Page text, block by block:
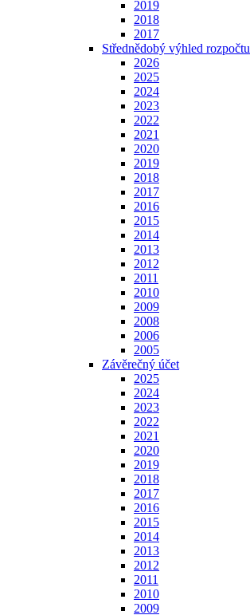
2019
2018
2017
Střednědobý výhled rozpočtu
2026
2025
2024
2023
2022
2021
2020
2019
2018
2017
2016
2015
2014
2013
2012
2011
2010
2009
2008
2006
2005
Závěrečný účet
2025
2024
2023
2022
2021
2020
2019
2018
2017
2016
2015
2014
2013
2012
2011
2010
2009